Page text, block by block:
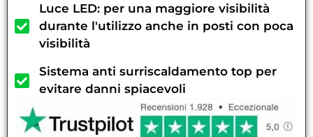
Luce LED: per una maggiore visibilità
durante l'utilizzo anche in posti con poca
visibilità
Sistema anti surriscaldamento top per
evitare danni spiacevoli